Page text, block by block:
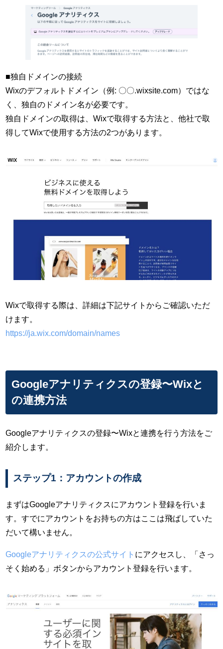
■独自ドメインの接続
Wixのデフォルトドメイン（例: 〇〇.wixsite.com）ではな
く、独自のドメイン名が必要です。
独自ドメインの取得は、Wixで取得する方法と、他社で取
得してWixで使用する方法の2つがあります。
Wixで取得する際は、詳細は下記サイトからご確認いただ
けます。
https://ja.wix.com/domain/names
Googleアナリティクスの登録〜Wixと
の連携方法
Googleアナリティクスの登録〜Wixと連携を行う方法をご
紹介します。
ステップ1：アカウントの作成
まずはGoogleアナリティクスにアカウント登録を行いま
す。すでにアカウントをお持ちの方はここは飛ばしていた
だいて構いません。
Googleアナリティクスの公式サイト にアクセスし、「さっ
そく始める」ボタンからアカウント登録を行います。